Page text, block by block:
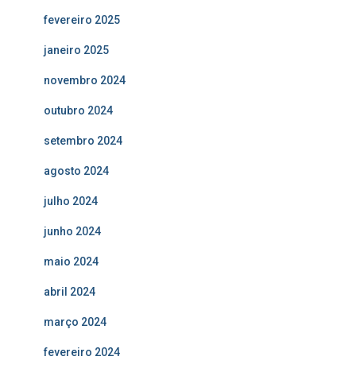
fevereiro 2025
janeiro 2025
novembro 2024
outubro 2024
setembro 2024
agosto 2024
julho 2024
junho 2024
maio 2024
abril 2024
março 2024
fevereiro 2024